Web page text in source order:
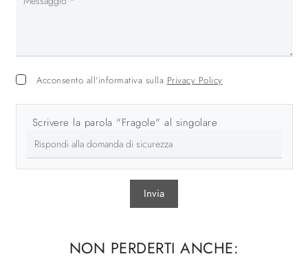
Acconsento all'informativa sulla Privacy Policy
Scrivere la parola "Fragole" al singolare
Invia
NON PERDERTI ANCHE: